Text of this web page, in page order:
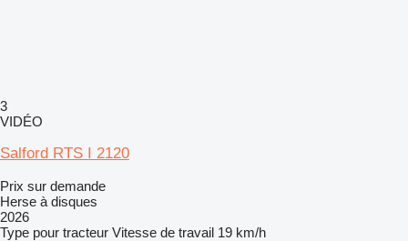
3
VIDÉO
Salford RTS I 2120
Prix sur demande
Herse à disques
2026
Type pour tracteur Vitesse de travail 19 km/h